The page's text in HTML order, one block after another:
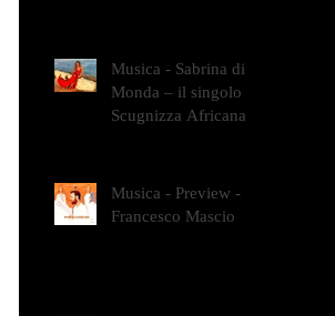
Musica - Sabrina di
Monda – il singolo
Scugnizza Africana
Musica - Preview -
Francesco Mascio